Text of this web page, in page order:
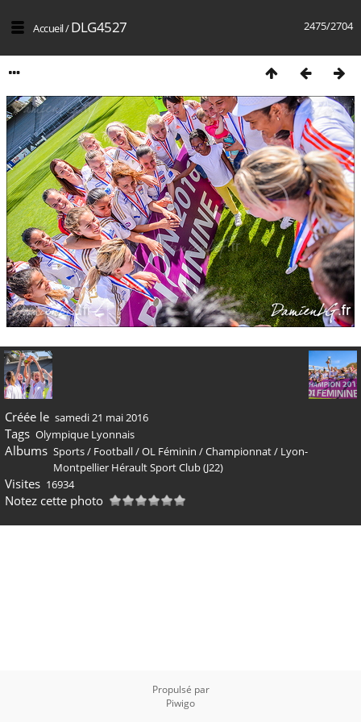
2475/2704
Accueil/DLG4527
Créée le samedi 21 mai 2016
Tags Olympique Lyonnais
Albums Sports/ Football/OL Féminin /Championnat/ Lyon-
Montpellier Hérault Sport Club (J22)
Visites 16934
Notez cette photo
Propulsé par
Piwigo